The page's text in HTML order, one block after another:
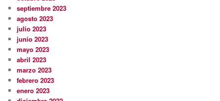
septiembre 2023
agosto 2023
julio 2023
junio 2023
mayo 2023
abril 2023
marzo 2023
febrero 2023
enero 2023